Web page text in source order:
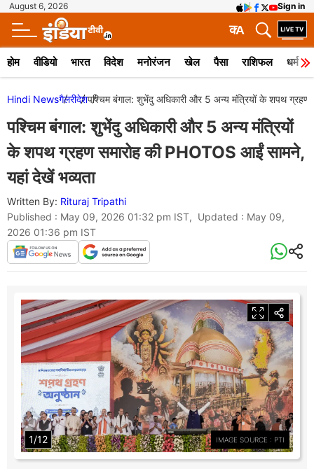
August 6, 2026 Sign in
A
क
होम वीडियो भारत विदेश मनोरंजन खेल पैसा राशिफल धर्म
Hindi Newsगैलरीदेशपश्चिम बंगाल: शुभेंदु अधिकारी और 5 अन्य मंत्रियों के शपथ
पश्चिम बंगाल: शुभेंदु अधिकारी और 5 अन्य मंत्रियों
के शपथ ग्रहण समारोह की PHOTOS आईं सामने,
यहां देखें भव्यता
Written By: Rituraj Tripathi
Published : May 09, 2026 01:32 pm IST, Updated : May 09,
2026 01:36 pm IST
1/12 IMAGE SOURCE : PTI